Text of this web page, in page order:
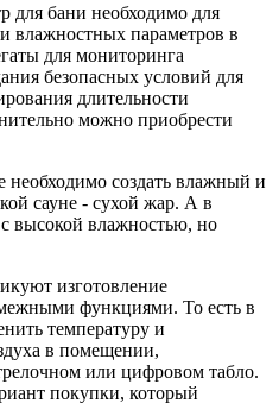
для бани необходимо для
влажностных параметров в
для мониторинга
безопасных условий для
длительности
можно приобрести
необходимо создать влажный и
сауне - сухой жар. А в
высокой влажностью, но
изготовление
функциями. То есть в
температуру и
в помещении,
или цифровом табло.
покупки, который